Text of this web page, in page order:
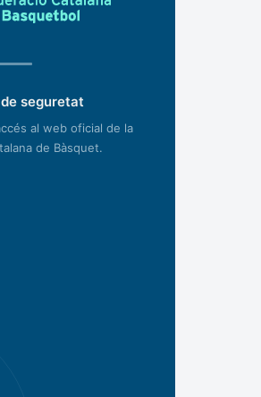
seguretat
al web oficial de la
de Bàsquet.